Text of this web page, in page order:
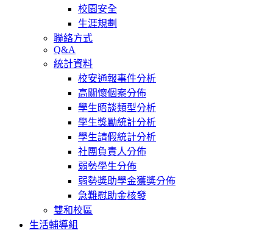
校園安全
生涯規劃
聯絡方式
Q&A
統計資料
校安通報事件分析
高關懷個案分佈
學生晤談類型分析
學生獎勵統計分析
學生請假統計分析
社團負責人分佈
弱勢學生分佈
弱勢獎助學金獲獎分佈
急難慰助金核發
雙和校區
生活輔導組